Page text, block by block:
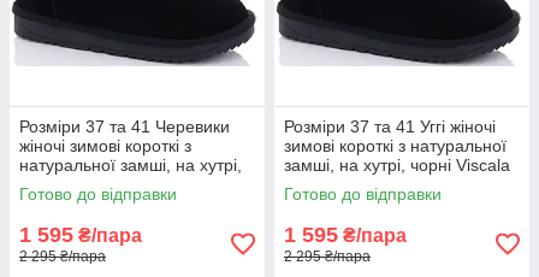
Розміри 37 та 41 Черевики
жіночі зимові короткі з
натуральної замші, на хутрі,
чорні Viscala 5854
Готово до відправки
1 595 ₴/пара
2 295 ₴/пара
Розміри 37 та 41 Уггі жіночі
зимові короткі з натуральної
замші, на хутрі, чорні Viscala
5854
Готово до відправки
1 595 ₴/пара
2 295 ₴/пара